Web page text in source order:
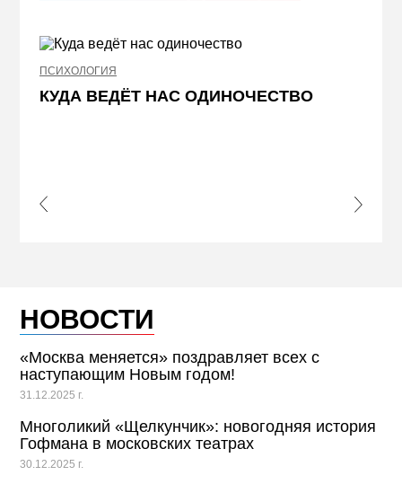
ПСИХОЛОГИЯ
КУДА ВЕДЁТ НАС ОДИНОЧЕСТВО
Slide
Next
НОВОСТИ
«Москва меняется» поздравляет всех с
наступающим Новым годом!
31.12.2025 г.
Многоликий «Щелкунчик»: новогодняя история
Гофмана в московских театрах
30.12.2025 г.